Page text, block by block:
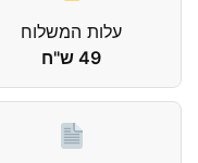
עלות המשלוח
49 ש"ח